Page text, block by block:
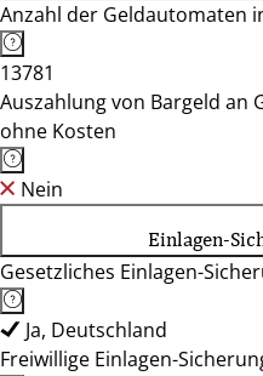
Anzahl der Geldautomaten
13781
Auszahlung von Bargeld an
ohne Kosten
Nein
Einlagen-
Gesetzliches Einlagen-
Ja, Deutschland
Freiwillige Einlagen-